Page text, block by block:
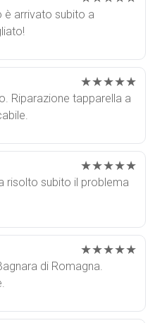
è arrivato subito a
★★★★★
Riparazione tapparella a
★★★★★
risolto subito il problema
★★★★★
di Romagna.